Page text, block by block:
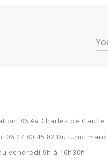
113,05 €
113,05 €
86 Av Charles de Gaulle
06 27 80 45 82 Du lundi mardi
vendredi 9h à 16h30h